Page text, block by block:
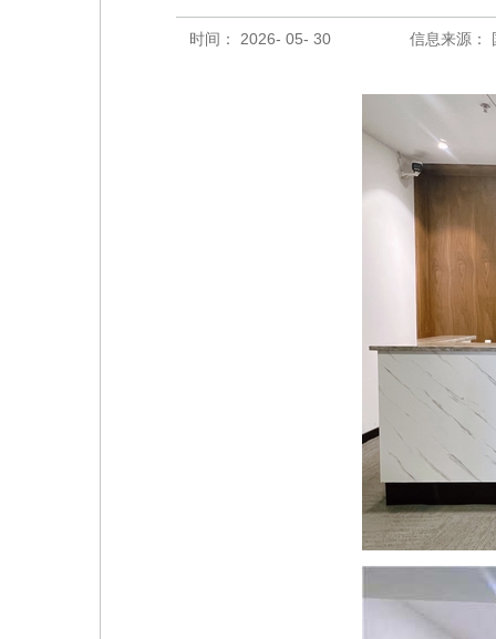
时间： 2026- 05- 30 信息来源：